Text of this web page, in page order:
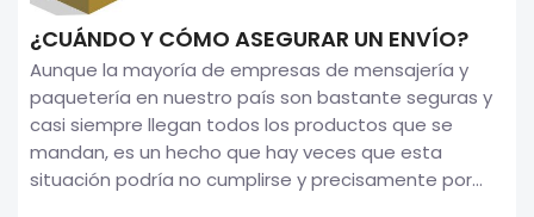
¿CUÁNDO Y CÓMO ASEGURAR UN ENVÍO?
Aunque la mayoría de empresas de mensajería y
paquetería en nuestro país son bastante seguras y
casi siempre llegan todos los productos que se
mandan, es un hecho que hay veces que esta
situación podría no cumplirse y precisamente por...